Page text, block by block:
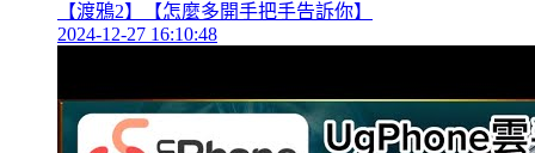
【渡鴉2】【怎麼多開手把手告訴你】
2024-12-27 16:10:48